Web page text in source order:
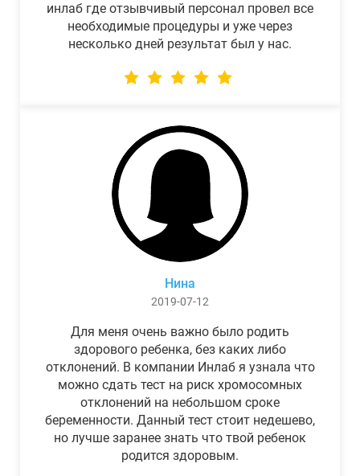
инлаб где отзывчивый персонал провел все
необходимые процедуры и уже через
несколько дней результат был у нас.
Нина
2019-07-12
Для меня очень важно было родить
здорового ребенка, без каких либо
отклонений. В компании Инлаб я узнала что
можно сдать тест на риск хромосомных
отклонений на небольшом сроке
беременности. Данный тест стоит недешево,
но лучше заранее знать что твой ребенок
родится здоровым.